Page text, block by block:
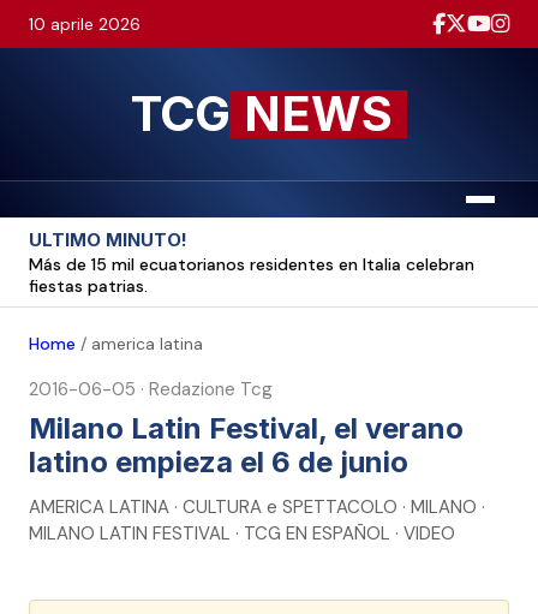
10 aprile 2026
TCG NEWS
Menu
ULTIMO MINUTO!
Más de 15 mil ecuatorianos residentes en Italia celebran
fiestas patrias.
Home / america latina
2016-06-05 · Redazione Tcg
Milano Latin Festival, el verano
latino empieza el 6 de junio
AMERICA LATINA · CULTURA e SPETTACOLO · MILANO ·
MILANO LATIN FESTIVAL · TCG EN ESPAÑOL · VIDEO